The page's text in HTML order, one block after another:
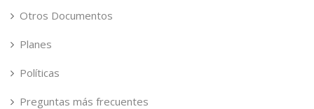
Otros Documentos
Planes
Políticas
Preguntas más frecuentes